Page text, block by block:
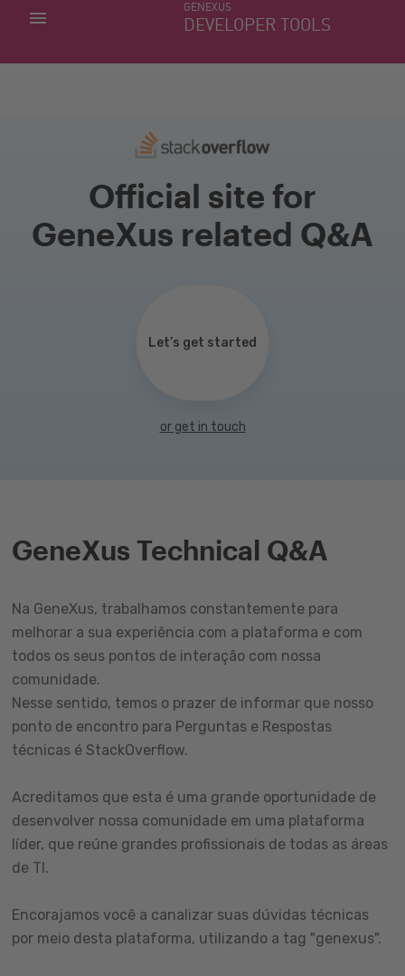
GENEXUS
DEVELOPER TOOLS
MINHAS APLICACÕES
Official site for
GeneXus related Q&A
Let’s get started
or get in touch
GeneXus Technical Q&A
Na GeneXus, trabalhamos constantemente para
melhorar a sua experiência com a plataforma e com
todos os seus pontos de interação com nossa
comunidade.
Nesse sentido, temos o prazer de informar que nosso
ponto de encontro para Perguntas e Respostas
técnicas é StackOverflow.
Acreditamos que esta é uma grande oportunidade de
desenvolver nossa comunidade em uma plataforma
líder, que reúne grandes profissionais de todas as áreas
de TI.
Encorajamos você a canalizar suas dúvidas técnicas
por meio desta plataforma, utilizando a tag "genexus".